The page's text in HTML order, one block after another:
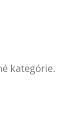
kategórie.